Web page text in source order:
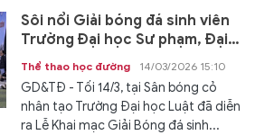
Sôi nổi Giải bóng đá sinh viên
Trường Đại học Sư phạm, Đại
học Huế
Thể thao học đường 14/03/2026 15:10
GD&TĐ - Tối 14/3, tại Sân bóng cỏ
nhân tạo Trường Đại học Luật đã diễn
ra Lễ Khai mạc Giải Bóng đá sinh...